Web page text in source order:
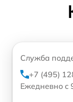
Служба
+7 (495)
Ежедневно с